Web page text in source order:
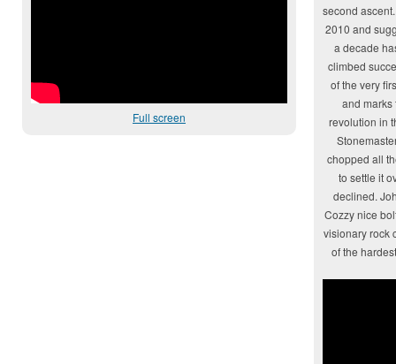
Full screen
second
2010 and
a decade
climbed
of the very
and marks
revolution in
chopped all
to settle it
declined.
Cozzy nice
visionary rock
of the